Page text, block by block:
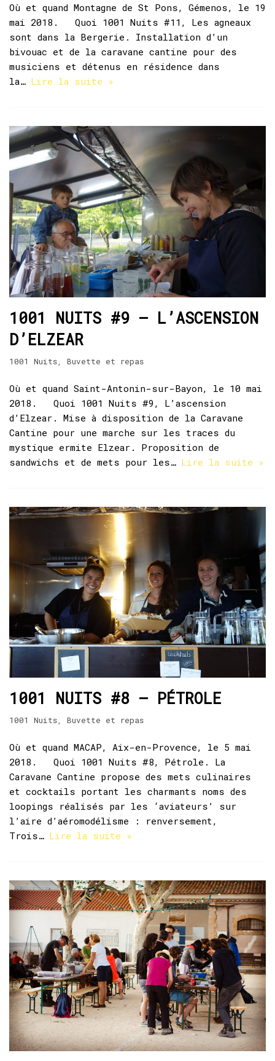
Où et quand Montagne de St Pons, Gémenos, le 19
mai 2018. Quoi 1001 Nuits #11, Les agneaux
sont dans la Bergerie. Installation d’un
bivouac et de la caravane cantine pour des
musiciens et détenus en résidence dans
la… Lire la suite »
1001 NUITS #9 – L’ASCENSION
D’ELZEAR
1001 Nuits Buvette et repas
Où et quand Saint-Antonin-sur-Bayon, le 10 mai
2018. Quoi 1001 Nuits #9, L’ascension
d’Elzear. Mise à disposition de la Caravane
Cantine pour une marche sur les traces du
mystique ermite Elzear. Proposition de
sandwichs et de mets pour les… Lire la suite »
1001 NUITS #8 – PÉTROLE
1001 Nuits Buvette et repas
Où et quand MACAP, Aix-en-Provence, le 5 mai
2018. Quoi 1001 Nuits #8, Pétrole. La
Caravane Cantine propose des mets culinaires
et cocktails portant les charmants noms des
loopings réalisés par les ‘aviateurs’ sur
l’aire d’aéromodélisme : renversement,
Trois… Lire la suite »